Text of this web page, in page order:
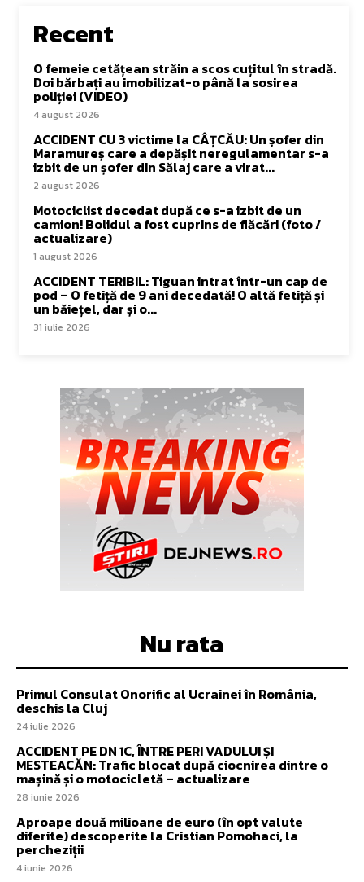
Recent
O femeie cetățean străin a scos cuțitul în stradă.
Doi bărbați au imobilizat-o până la sosirea
poliției (VIDEO)
4 august 2026
ACCIDENT CU 3 victime la CÂȚCĂU: Un șofer din
Maramureș care a depășit neregulamentar s-a
izbit de un șofer din Sălaj care a virat...
2 august 2026
Motociclist decedat după ce s-a izbit de un
camion! Bolidul a fost cuprins de flăcări (foto /
actualizare)
1 august 2026
ACCIDENT TERIBIL: Tiguan intrat într-un cap de
pod – O fetiță de 9 ani decedată! O altă fetiță și
un băiețel, dar și o...
31 iulie 2026
Nu rata
Primul Consulat Onorific al Ucrainei în România,
deschis la Cluj
24 iulie 2026
ACCIDENT PE DN 1C, ÎNTRE PERI VADULUI ȘI
MESTEACĂN: Trafic blocat după ciocnirea dintre o
mașină și o motocicletă – actualizare
28 iunie 2026
Aproape două milioane de euro (în opt valute
diferite) descoperite la Cristian Pomohaci, la
percheziții
4 iunie 2026